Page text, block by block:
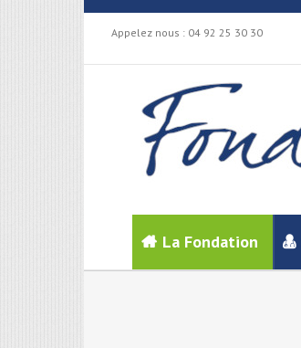
Appelez nous : 04 92 25 30 30
La Fondation